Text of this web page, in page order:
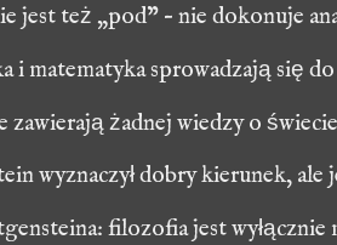
jest też „pod” – nie dokonuje
i matematyka sprowadzają się
zawierają żadnej wiedzy o
wyznaczył dobry kierunek,
filozofia jest